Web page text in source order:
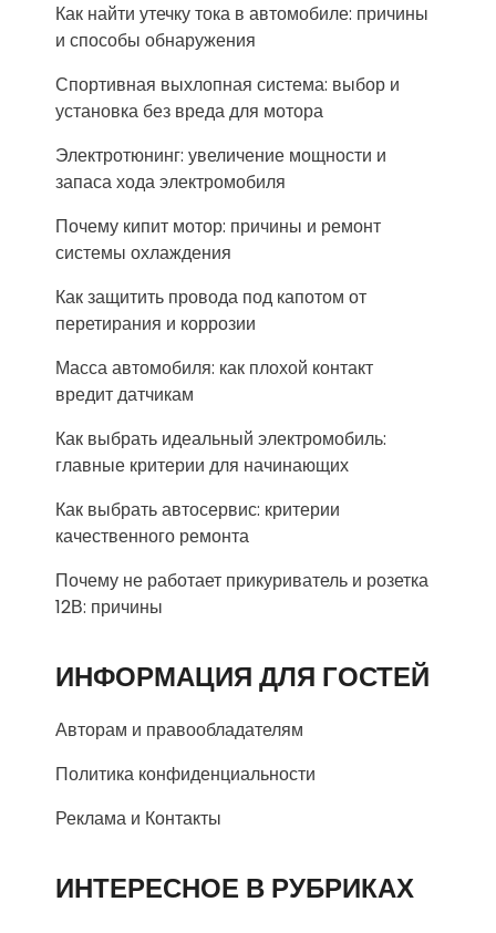
Как найти утечку тока в автомобиле: причины
и способы обнаружения
Спортивная выхлопная система: выбор и
установка без вреда для мотора
Электротюнинг: увеличение мощности и
запаса хода электромобиля
Почему кипит мотор: причины и ремонт
системы охлаждения
Как защитить провода под капотом от
перетирания и коррозии
Масса автомобиля: как плохой контакт
вредит датчикам
Как выбрать идеальный электромобиль:
главные критерии для начинающих
Как выбрать автосервис: критерии
качественного ремонта
Почему не работает прикуриватель и розетка
12В: причины
ИНФОРМАЦИЯ ДЛЯ ГОСТЕЙ
Авторам и правообладателям
Политика конфиденциальности
Реклама и Контакты
ИНТЕРЕСНОЕ В РУБРИКАХ